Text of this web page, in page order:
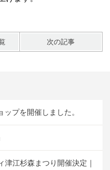
次の記事
ップを開催しました。
津江杉森まつり開催決定｜